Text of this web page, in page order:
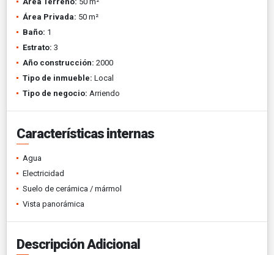
Área Privada: 50 m²
Baño: 1
Estrato: 3
Año construcción: 2000
Tipo de inmueble: Local
Tipo de negocio: Arriendo
Características internas
Agua
Electricidad
Suelo de cerámica / mármol
Vista panorámica
Descripción Adicional